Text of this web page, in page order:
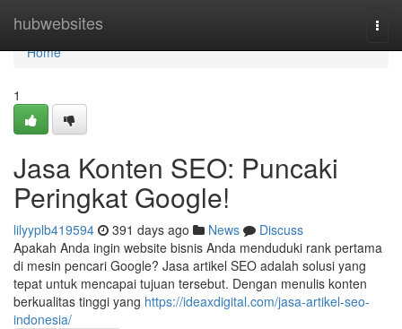
hubwebsites
Home
Home
1
Jasa Konten SEO: Puncaki
Peringkat Google!
lilyyplb419594 391 days ago News
Discuss
Apakah Anda ingin website bisnis Anda menduduki rank pertama
di mesin pencari Google? Jasa artikel SEO adalah solusi yang
tepat untuk mencapai tujuan tersebut. Dengan menulis konten
berkualitas tinggi yang https://ideaxdigital.com/jasa-artikel-seo-
indonesia/